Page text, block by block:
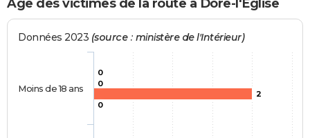
Age des victimes de la route à Dore-l'Église
Données 2023 (source : ministère de l'Intérieur)
0
0
2
0
Moins de 18 ans